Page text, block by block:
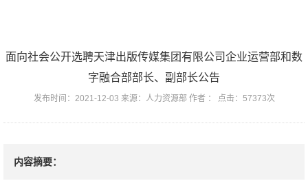
面向社会公开选聘天津出版传媒集团有限公司企业运营部和数
字融合部部长、副部长公告
发布时间：2021-12-03 来源：人力资源部 作者 ： 点击：57373次
内容摘要：